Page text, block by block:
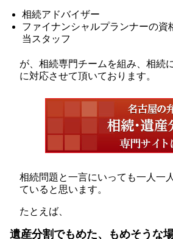
相続アドバイザー
ファイナンシャルプランナーの資
当スタッフ
が、相続専門チームを組み、相続
に対応させて頂いております。
相続問題と一言にいっても一人一
ていると思います。
たとえば、
遺産分割でもめた、もめそうな